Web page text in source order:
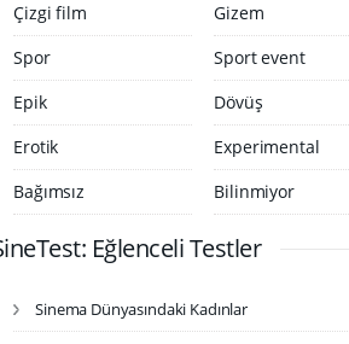
Çizgi film
Gizem
Spor
Sport event
Epik
Dövüş
Erotik
Experimental
Bağımsız
Bilinmiyor
Eğlenceli Testler
Sinema Dünyasındaki Kadınlar